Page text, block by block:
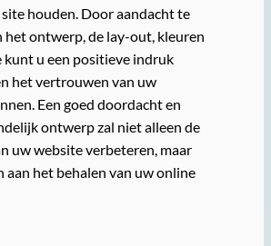
houden. Door aandacht te
het ontwerp, de lay-out, kleuren
kunt u een positieve indruk
het vertrouwen van uw
Een goed doordacht en
ontwerp zal niet alleen de
uw website verbeteren, maar
aan het behalen van uw online